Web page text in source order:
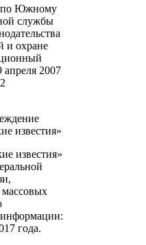
по Южному
службы
и охране
2007
известия»
известия»
информации:
года.